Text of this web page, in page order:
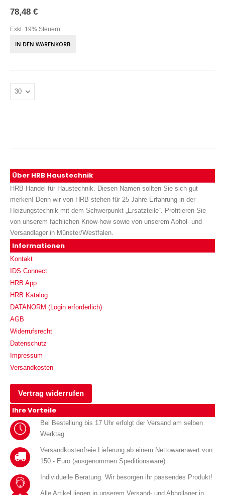
78,48 €
Exkl. 19% Steuern
IN DEN WARENKORB
Über HRB Haustechnik
HRB Handel für Haustechnik. Diesen Namen sollten Sie sich gut
merken! Denn wir von HRB stehen für 25 Jahre Erfahrung in der
Heizungstechnik mit dem Schwerpunkt „Ersatzteile“. Profitieren Sie
von unserem fachlichen Know-how sowie von unserem Abhol- und
Versandlager in Münster/Westfalen.
Informationen
Kontakt
IDS Connect
HRB App
HRB Katalog
DATANORM (Login erforderlich)
AGB
Widerrufsrecht
Datenschutz
Impressum
Versandkosten
Vertrag widerrufen
Ihre Vorteile
Bei Bestellung bis 17 Uhr erfolgt der Versand am selben
Werktag
Versandkostenfreie Lieferung ab einem Nettowarenwert von
150.- Euro (ausgenommen Speditionsware).
Individuelle Beratung. Wir besorgen ihr passendes Produkt!
Alle Artikel liegen in unserem Versand- und Abhollager in